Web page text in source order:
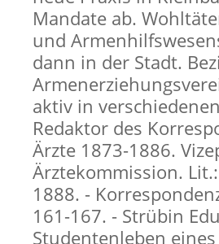
Mandate ab.
und
dann in der Stadt.
aktiv in
Redaktor des
Ärzte 1873-1886.
Ärztekommission.
1888. -
161-167. - Strübin
Studentenleben